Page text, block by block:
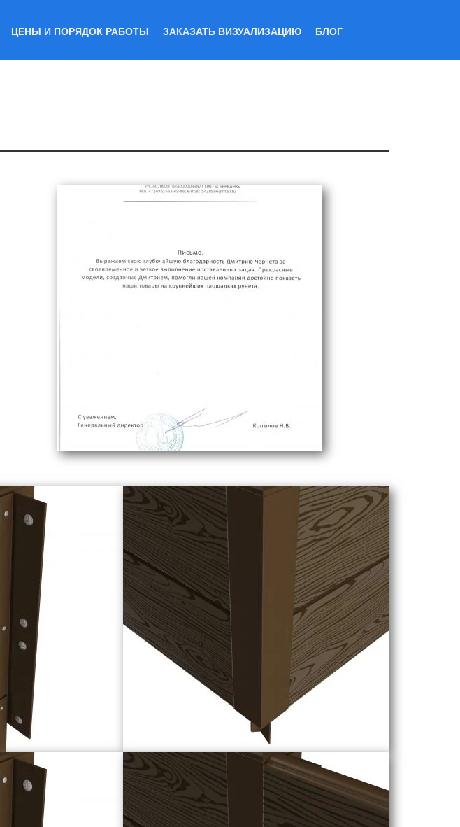
ЦЕНЫ И ПОРЯДОК РАБОТЫ ЗАКАЗАТЬ ВИЗУАЛИЗАЦИЮ БЛОГ